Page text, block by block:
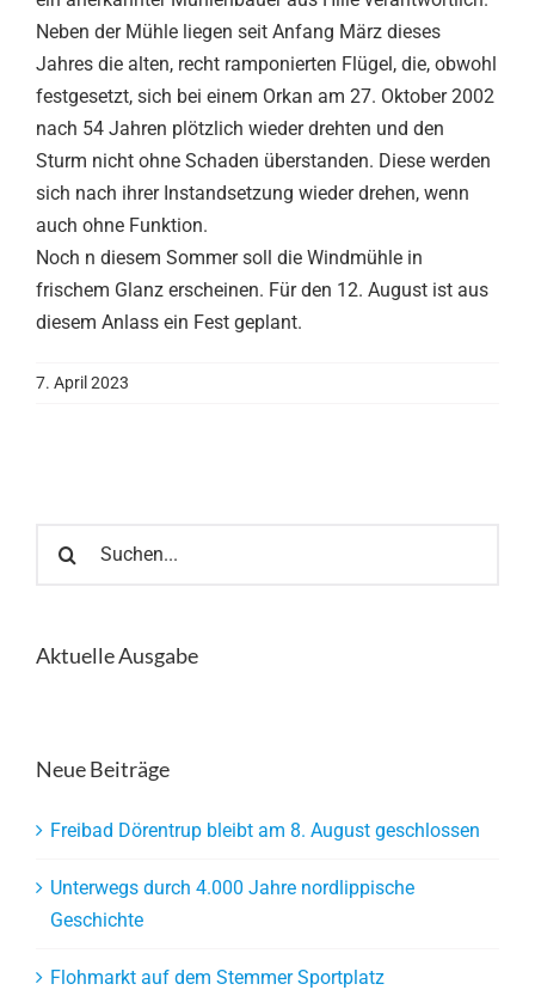
Neben der Mühle liegen seit Anfang März dieses
Jahres die alten, recht ramponierten Flügel, die, obwohl
festgesetzt, sich bei einem Orkan am 27. Oktober 2002
nach 54 Jahren plötzlich wieder drehten und den
Sturm nicht ohne Schaden überstanden. Diese werden
sich nach ihrer Instandsetzung wieder drehen, wenn
auch ohne Funktion.
Noch n diesem Sommer soll die Windmühle in
frischem Glanz erscheinen. Für den 12. August ist aus
diesem Anlass ein Fest geplant.
7. April 2023
nach:
Aktuelle Ausgabe
Neue Beiträge
Freibad Dörentrup bleibt am 8. August geschlossen
Unterwegs durch 4.000 Jahre nordlippische
Geschichte
Flohmarkt auf dem Stemmer Sportplatz